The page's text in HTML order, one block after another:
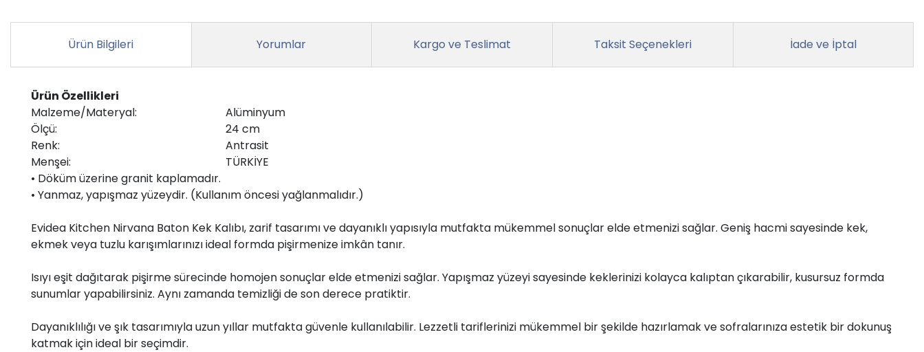
Ürün Bilgileri Yorumlar Kargo ve Teslimat Taksit Seçenekleri İade ve İptal
Ürün Özellikleri
Malzeme/Materyal:
Alüminyum
Ölçü:
24 cm
Renk:
Antrasit
Menşei:
TÜRKİYE
• Döküm üzerine granit kaplamadır.
• Yanmaz, yapışmaz yüzeydir. (Kullanım öncesi yağlanmalıdır.)
Evidea Kitchen Nirvana Baton Kek Kalıbı, zarif tasarımı ve dayanıklı yapısıyla mutfakta mükemmel sonuçlar elde etmenizi sağlar. Geniş hacmi sayesinde kek,
ekmek veya tuzlu karışımlarınızı ideal formda pişirmenize imkân tanır.
Isıyı eşit dağıtarak pişirme sürecinde homojen sonuçlar elde etmenizi sağlar. Yapışmaz yüzeyi sayesinde keklerinizi kolayca kalıptan çıkarabilir, kusursuz formda
sunumlar yapabilirsiniz. Aynı zamanda temizliği de son derece pratiktir.
Dayanıklılığı ve şık tasarımıyla uzun yıllar mutfakta güvenle kullanılabilir. Lezzetli tariflerinizi mükemmel bir şekilde hazırlamak ve sofralarınıza estetik bir dokunuş
katmak için ideal bir seçimdir.